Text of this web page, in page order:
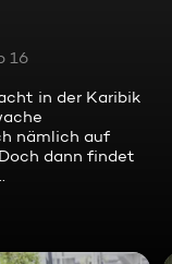
16
in der Karibik
nämlich auf
dann findet